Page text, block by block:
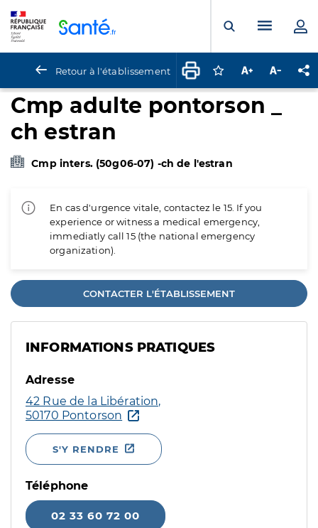
Ouvrir laMenu
Retour à l'établissement Connectez-vous
Augmenter la
Cmp adulte pontorson _
ch estran
Cmp inters. (50g06-07) -ch de l'estran
En cas d'urgence vitale, contactez le 15. If you
experience or witness a medical emergency,
immediatly call 15 (the national emergency
organization).
CONTACTER L'ÉTABLISSEMENT
INFORMATIONS PRATIQUES
Adresse
42 Rue de la Libération,
50170 Pontorson
S'Y RENDRE
Téléphone
02 33 60 72 00